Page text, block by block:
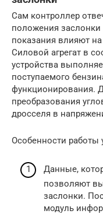
Сам контроллер
положения заслонки
показания влияют
Силовой агрегат в
устройства
поступаемого
функционирования.
преобразования
дросселя в
Особенности работы
Данные,
позволяют
заслонки.
модуль